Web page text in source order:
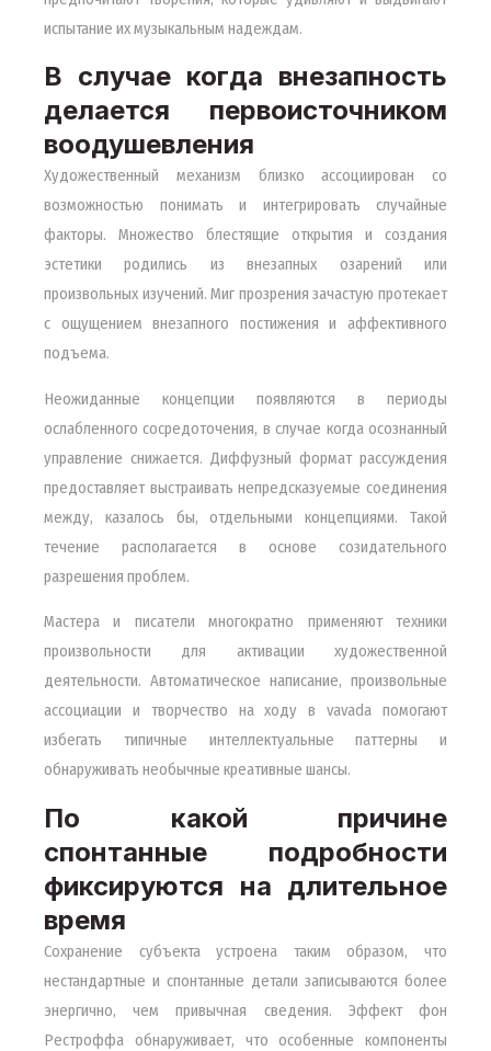
испытание их музыкальным надеждам.
В случае когда внезапность
делается первоисточником
воодушевления
Художественный механизм близко ассоциирован со
возможностью понимать и интегрировать случайные
факторы. Множество блестящие открытия и создания
эстетики родились из внезапных озарений или
произвольных изучений. Миг прозрения зачастую протекает
с ощущением внезапного постижения и аффективного
подъема.
Неожиданные концепции появляются в периоды
ослабленного сосредоточения, в случае когда осознанный
управление снижается. Диффузный формат рассуждения
предоставляет выстраивать непредсказуемые соединения
между, казалось бы, отдельными концепциями. Такой
течение располагается в основе созидательного
разрешения проблем.
Мастера и писатели многократно применяют техники
произвольности для активации художественной
деятельности. Автоматическое написание, произвольные
ассоциации и творчество на ходу в vavada помогают
избегать типичные интеллектуальные паттерны и
обнаруживать необычные креативные шансы.
По какой причине
спонтанные подробности
фиксируются на длительное
время
Сохранение субъекта устроена таким образом, что
нестандартные и спонтанные детали записываются более
энергично, чем привычная сведения. Эффект фон
Рестроффа обнаруживает, что особенные компоненты